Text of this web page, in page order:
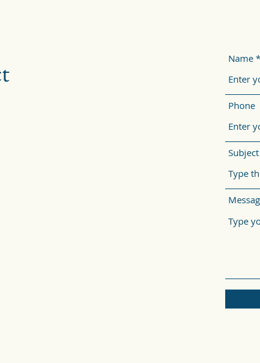
Name
Phone
Subject